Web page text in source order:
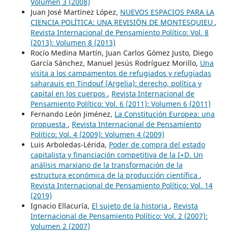
Juan José Martínez López, NUEVOS ESPACIOS PARA LA
CIENCIA POLÍTICA: UNA REVISIÓN DE MONTESQUIEU ,
Revista Internacional de Pensamiento Político: Vol. 8
(2013): Volumen 8 (2013)
Rocío Medina Martín, Juan Carlos Gómez Justo, Diego
García Sánchez, Manuel Jesús Rodríguez Morillo, Una
visita a los campamentos de refugiados y refugiadas
saharauis en Tindouf (Argelia): derecho, política y
capital en los cuerpos , Revista Internacional de
Pensamiento Político: Vol. 6 (2011): Volumen 6 (2011)
Fernando León Jiménez, La Constitución Europea: una
propuesta , Revista Internacional de Pensamiento
Político: Vol. 4 (2009): Volumen 4 (2009)
Luis Arboledas-Lérida, Poder de compra del estado
capitalista y financiación competitiva de la I+D. Un
análisis marxiano de la transformación de la
estructura económica de la producción científica ,
Revista Internacional de Pensamiento Político: Vol. 14
(2019)
Ignacio Ellacuría, El sujeto de la historia , Revista
Internacional de Pensamiento Político: Vol. 2 (2007):
Volumen 2 (2007)